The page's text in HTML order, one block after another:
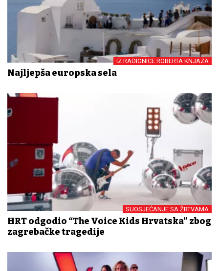
IZ RADIONICE ROBERTA KNJAZA
Najljepša europska sela
SUOSJEĆANJE SA ŽRTVAMA
HRT odgodio “The Voice Kids Hrvatska” zbog
zagrebačke tragedije